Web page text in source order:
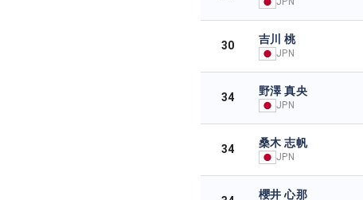
30 吉川 桃
JPN
34 野澤 真央
JPN
34 桑木 志帆
JPN
櫻井 心那